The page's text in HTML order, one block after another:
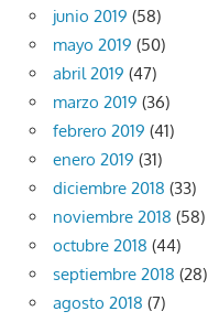
junio 2019 (58)
mayo 2019 (50)
abril 2019 (47)
marzo 2019 (36)
febrero 2019 (41)
enero 2019 (31)
diciembre 2018 (33)
noviembre 2018 (58)
octubre 2018 (44)
septiembre 2018 (28)
agosto 2018 (7)